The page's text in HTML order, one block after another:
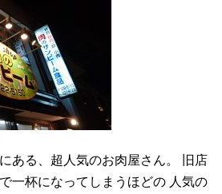
ある、超人気のお肉屋さん。
旧店
一杯になってしまうほどの 人気の